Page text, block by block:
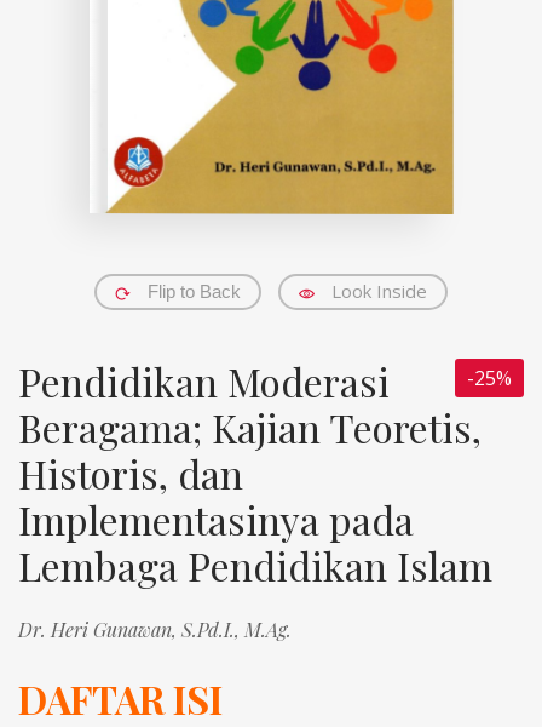
Flip to Back Look Inside
-25%
Pendidikan Moderasi
Beragama; Kajian Teoretis,
Historis, dan
Implementasinya pada
Lembaga Pendidikan Islam
Dr. Heri Gunawan, S.Pd.I., M.Ag.
DAFTAR ISI